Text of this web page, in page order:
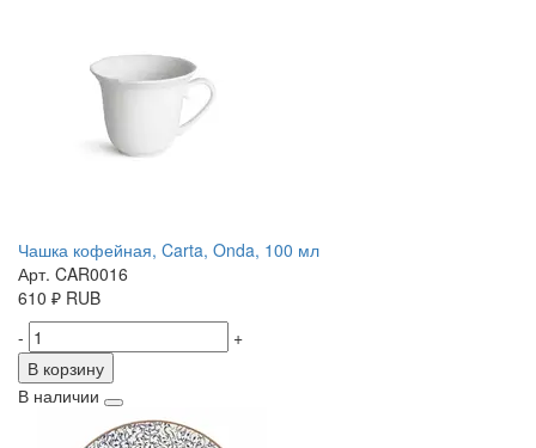
Чашка кофейная, Carta, Onda, 100 мл
Арт. CAR0016
610 ₽ RUB
-
+
В корзину
В наличии